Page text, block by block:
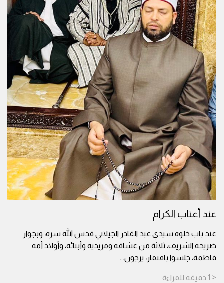
عند أعتاب الكرام
عند باب خلوة سيدي عبد القادر الجيلاني قدس الله سره، وبجوار
ضريحه الشريف، ثلاثة من عشاقه ومريديه وأبنائه، وأولاد أمه
فاطمة، جلسوا بافتقار، يرجون...
< 1 دقيقة للقراءة